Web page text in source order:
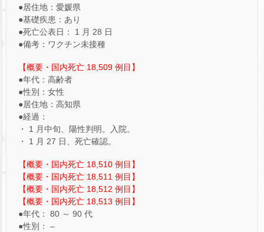
●居住地：愛媛県
●基礎疾患：あり
●死亡公表日： 1 月 28 日
●備考：ワクチン未接種
【概要・国内死亡 18,509 例目】
●年代：高齢者
●性別：女性
●居住地：高知県
●経過：
・ 1 月中旬、陽性判明。入院。
・ 1 月 27 日、死亡確認。
【概要・国内死亡 18,510 例目】
【概要・国内死亡 18,511 例目】
【概要・国内死亡 18,512 例目】
【概要・国内死亡 18,513 例目】
●年代： 80 ～ 90 代
●性別： –